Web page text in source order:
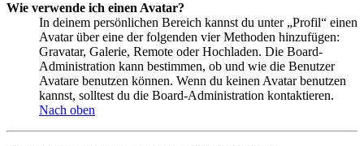
Wie verwende ich einen Avatar?
In deinem persönlichen Bereich kannst du unter „Profil“ einen
Avatar über eine der folgenden vier Methoden hinzufügen:
Gravatar, Galerie, Remote oder Hochladen. Die Board-
Administration kann bestimmen, ob und wie die Benutzer
Avatare benutzen können. Wenn du keinen Avatar benutzen
kannst, solltest du die Board-Administration kontaktieren.
Nach oben